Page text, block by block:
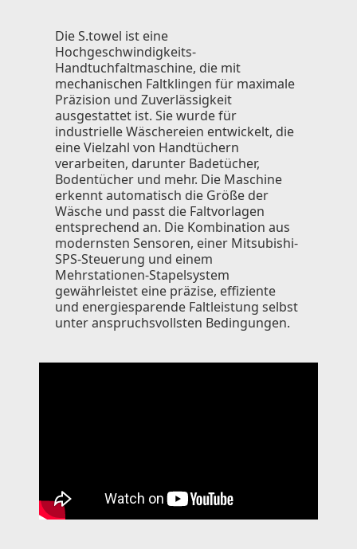
Die S.towel ist eine
Hochgeschwindigkeits-
Handtuchfaltmaschine, die mit
mechanischen Faltklingen für maximale
Präzision und Zuverlässigkeit
ausgestattet ist. Sie wurde für
industrielle Wäschereien entwickelt, die
eine Vielzahl von Handtüchern
verarbeiten, darunter Badetücher,
Bodentücher und mehr. Die Maschine
erkennt automatisch die Größe der
Wäsche und passt die Faltvorlagen
entsprechend an. Die Kombination aus
modernsten Sensoren, einer Mitsubishi-
SPS-Steuerung und einem
Mehrstationen-Stapelsystem
gewährleistet eine präzise, effiziente
und energiesparende Faltleistung selbst
unter anspruchsvollsten Bedingungen.